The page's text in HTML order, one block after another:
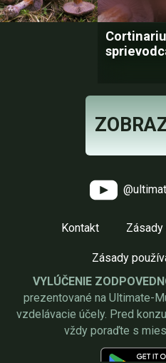
Kontakt Zásady
Zásady
VYLÚČENIE
prezentované na Ultimate-
vzdelávacie účely. Pred
vždy poraďte s